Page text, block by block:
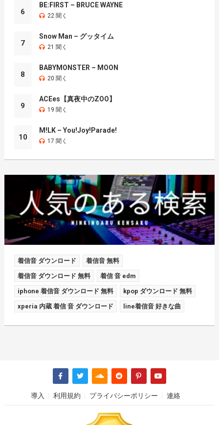
6
BE:FIRST – BRUCE WAYNE
22 聞く
7
Snow Man – グッタイム
21 聞く
8
BABYMONSTER – MOON
20 聞く
9
ACEes【真夜中のZOO】
19 聞く
10
M!LK – You!Joy!Parade!
17 聞く
着信音 ダウンロード 着信音 無料
着信音 ダウンロード 無料 着信 音 edm
iphone 着信音 ダウンロード 無料 kpop ダウンロード 無料
xperia 内蔵 着信 音 ダウンロード line着信音 好きな曲
導入 利用規約 プライバシーポリシー 連絡